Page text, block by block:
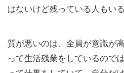
はないけど残っている人もいる
質が悪いのは、全員が意識が
って生活残業をしているので